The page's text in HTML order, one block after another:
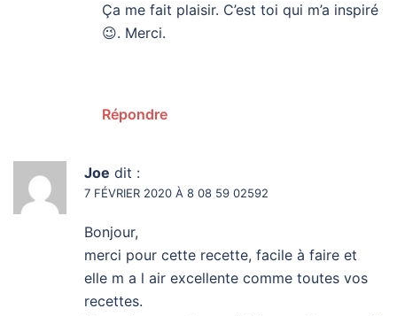
Ça me fait plaisir. C’est toi qui m’a inspiré
😉. Merci.
Répondre
Joe dit :
7 FÉVRIER 2020 À 8 08 59 02592
Bonjour,
merci pour cette recette, facile à faire et
elle m a l air excellente comme toutes vos
recettes.